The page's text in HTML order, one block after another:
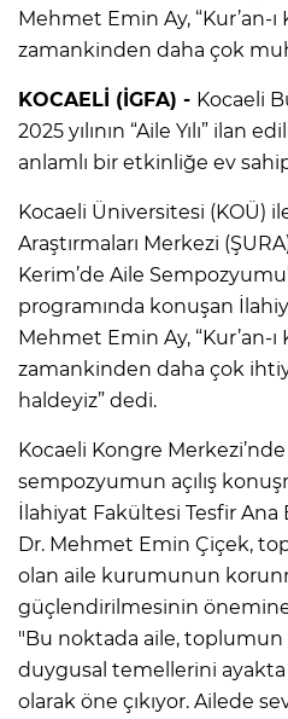
Mehmet Emin Ay, “Kur’an-
zamankinden daha çok
KOCAELİ (İGFA) - Kocaeli
2025 yılının “Aile Yılı” ilan
anlamlı bir etkinliğe ev
Kocaeli Üniversitesi (KOÜ)
Araştırmaları Merkezi
Kerim’de Aile
programında konuşan
Mehmet Emin Ay, “Kur’an-
zamankinden daha çok
haldeyiz” dedi.
Kocaeli Kongre
sempozyumun açılış
İlahiyat Fakültesi Tesfir Ana
Dr. Mehmet Emin Çiçek,
olan aile kurumunun
güçlendirilmesinin
"Bu noktada aile,
duygusal temellerini
olarak öne çıkıyor. Ailede